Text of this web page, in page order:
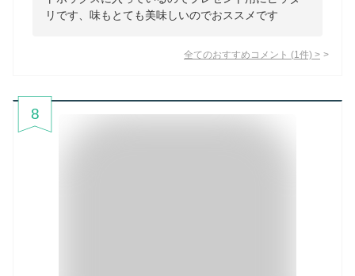
リです、味もとても美味しいのでおススメです
全てのおすすめコメント (1 件) >
8